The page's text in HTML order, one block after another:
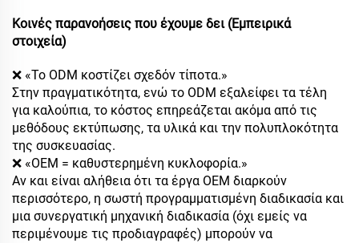
Κοινές παρανοήσεις που έχουμε δει (Εμπειρικά
στοιχεία)
❌ «Το ODM κοστίζει σχεδόν τίποτα.»
Στην πραγματικότητα, ενώ το ODM εξαλείφει τα τέλη
για καλούπια, το κόστος επηρεάζεται ακόμα από τις
μεθόδους εκτύπωσης, τα υλικά και την πολυπλοκότητα
της συσκευασίας.
❌ «OEM = καθυστερημένη κυκλοφορία.»
Αν και είναι αλήθεια ότι τα έργα OEM διαρκούν
περισσότερο, η σωστή προγραμματισμένη διαδικασία και
μια συνεργατική μηχανική διαδικασία (όχι εμείς να
περιμένουμε τις προδιαγραφές) μπορούν να